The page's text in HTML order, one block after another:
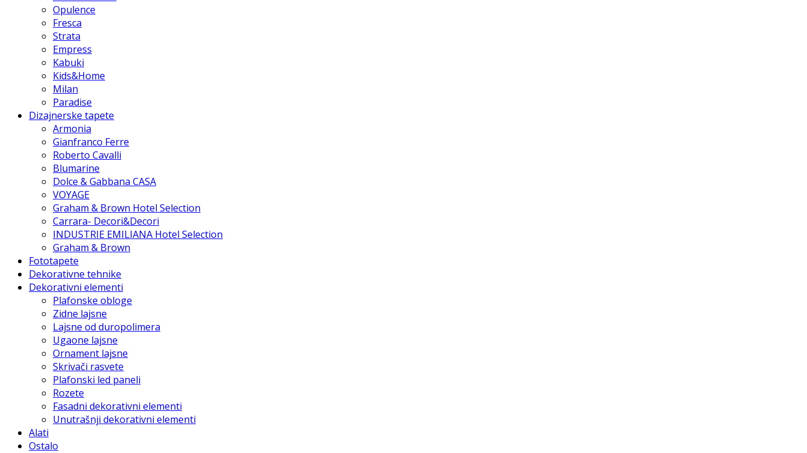
Opulence
Fresca
Strata
Empress
Kabuki
Kids&Home
Milan
Paradise
Dizajnerske tapete
Armonia
Gianfranco Ferre
Roberto Cavalli
Blumarine
Dolce & Gabbana CASA
VOYAGE
Graham & Brown Hotel Selection
Carrara- Decori&Decori
INDUSTRIE EMILIANA Hotel Selection
Graham & Brown
Fototapete
Dekorativne tehnike
Dekorativni elementi
Plafonske obloge
Zidne lajsne
Lajsne od duropolimera
Ugaone lajsne
Ornament lajsne
Skrivači rasvete
Plafonski led paneli
Rozete
Fasadni dekorativni elementi
Unutrašnji dekorativni elementi
Alati
Ostalo